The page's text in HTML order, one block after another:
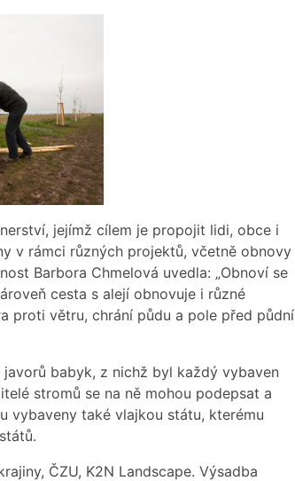
jejímž cílem je propojit lidi, obce i
v rámci různých projektů, včetně obnovy
Barbora Chmelová uvedla: „Obnoví se
cesta s alejí obnovuje i různé
proti větru, chrání půdu a pole před půdní
babyk, z nichž byl každý vybaven
stromů se na ně mohou podepsat a
vybaveny také vlajkou státu, kterému
ČZU, K2N Landscape. Výsadba